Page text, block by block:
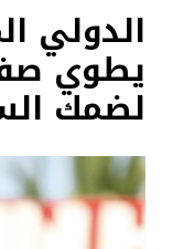
الدولي
يطوي
لضمك